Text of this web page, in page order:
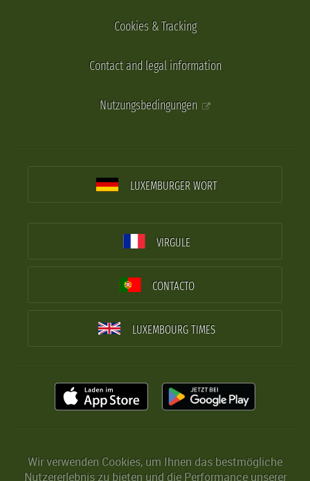
Cookies & Tracking
Contact and legal information
Nutzungsbedingungen
LUXEMBURGER WORT
VIRGULE
CONTACTO
LUXEMBOURG TIMES
Wir verwenden Cookies, um Ihnen das bestmögliche
Nutzererlebnis zu bieten und die Performance unserer